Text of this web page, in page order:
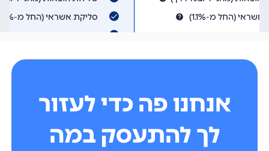
אנחנו פה כדי לעזור
לך להתעסק במה